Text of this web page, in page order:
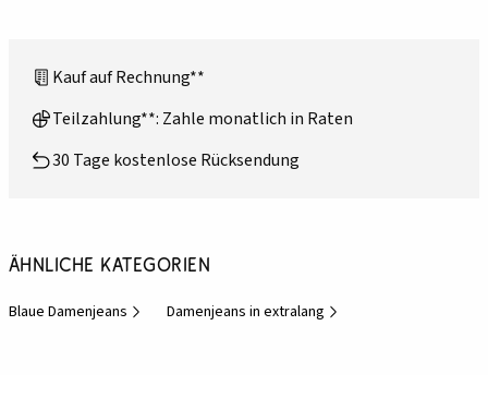
Kauf auf Rechnung**
Teilzahlung**: Zahle monatlich in Raten
30 Tage kostenlose Rücksendung
Ähnliche Kategorien
Blaue Damenjeans Damenjeans in extralang